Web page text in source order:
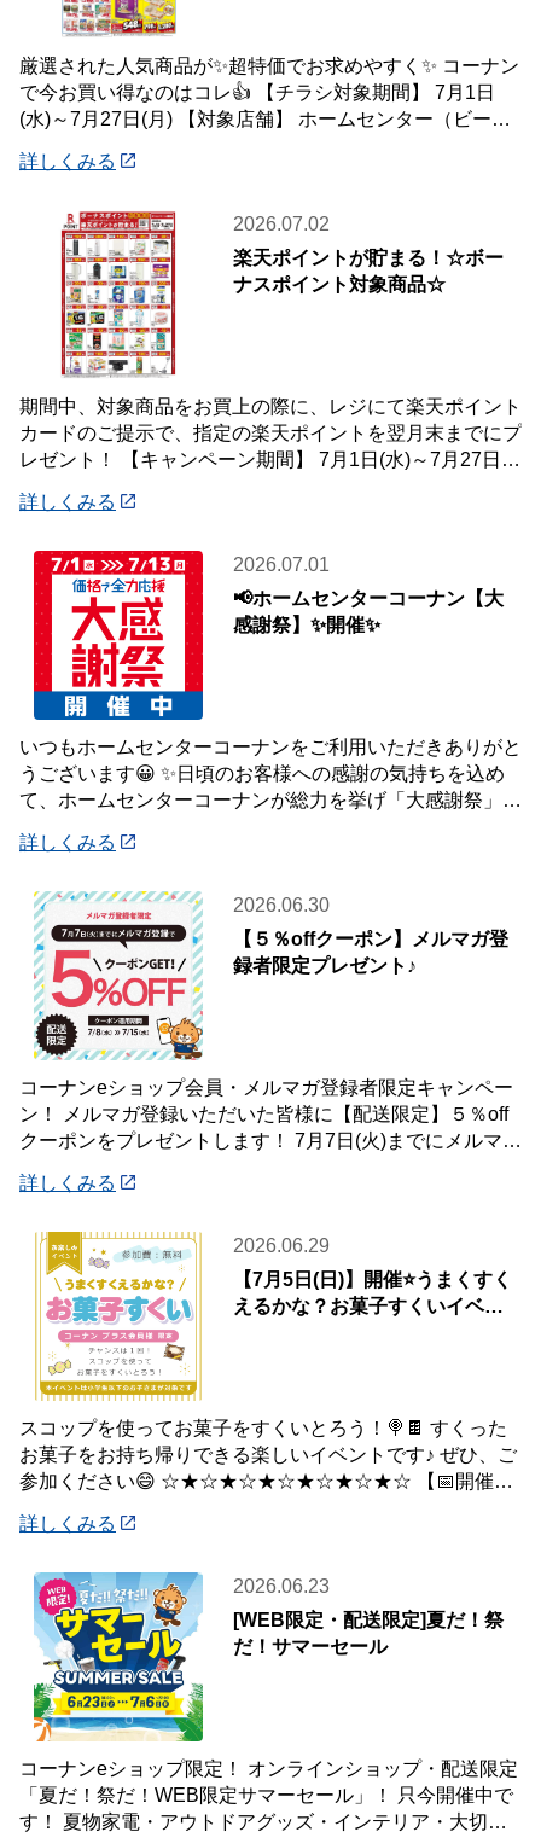
厳選された人気商品が✨超特価でお求めやすく✨ コーナン
で今お買い得なのはコレ👍 【チラシ対象期間】 7月1日
(水)～7月27日(月) 【対象店舗】 ホームセンター（ビーバ
詳しくみる
2026.07.02
楽天ポイントが貯まる！☆ボー
ナスポイント対象商品☆
期間中、対象商品をお買上の際に、レジにて楽天ポイント
カードのご提示で、指定の楽天ポイントを翌月末までにプ
レゼント！ 【キャンペーン期間】 7月1日(水)～7月27日
詳しくみる
2026.07.01
📢ホームセンターコーナン【大
感謝祭】✨開催✨
いつもホームセンターコーナンをご利用いただきありがと
うございます😀 ✨日頃のお客様への感謝の気持ちを込め
て、ホームセンターコーナンが総力を挙げ「大感謝祭」を
詳しくみる
2026.06.30
【５％offクーポン】メルマガ登
録者限定プレゼント♪
コーナンeショップ会員・メルマガ登録者限定キャンペー
ン！ メルマガ登録いただいた皆様に【配送限定】５％off
クーポンをプレゼントします！ 7月7日(火)までにメルマガ
詳しくみる
2026.06.29
【7月5日(日)】開催⭐️うまくすく
えるかな？お菓子すくいイベン
スコップを使ってお菓子をすくいとろう！🍭🍫 すくった
お菓子をお持ち帰りできる楽しいイベントです♪ ぜひ、ご
参加ください😄 ☆★☆★☆★☆★☆★☆★☆ 【📅開催日
詳しくみる
2026.06.23
[WEB限定・配送限定]夏だ！祭
だ！サマーセール
コーナンeショップ限定！ オンラインショップ・配送限定
「夏だ！祭だ！WEB限定サマーセール」！ 只今開催中で
す！ 夏物家電・アウトドアグッズ・インテリア・大切な